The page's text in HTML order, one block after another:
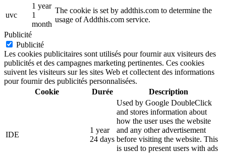
uvc
1 year
1
month
The cookie is set by addthis.com to determine the
usage of Addthis.com service.
Publicité
Publicité
Les cookies publicitaires sont utilisés pour fournir aux visiteurs des
publicités et des campagnes marketing pertinentes. Ces cookies
suivent les visiteurs sur les sites Web et collectent des informations
pour fournir des publicités personnalisées.
Cookie
Durée Description
IDE
1 year
24 days
Used by Google DoubleClick
and stores information about
how the user uses the website
and any other advertisement
before visiting the website. This
is used to present users with ads